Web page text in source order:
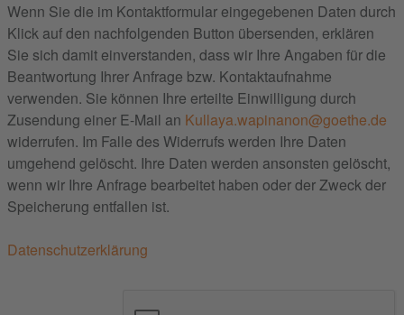
Wenn Sie die im Kontaktformular eingegebenen Daten durch
Klick auf den nachfolgenden Button übersenden, erklären
Sie sich damit einverstanden, dass wir Ihre Angaben für die
Beantwortung Ihrer Anfrage bzw. Kontaktaufnahme
verwenden. Sie können Ihre erteilte Einwilligung durch
Zusendung einer E-Mail an Kullaya.wapinanon@goethe.de
widerrufen. Im Falle des Widerrufs werden Ihre Daten
umgehend gelöscht. Ihre Daten werden ansonsten gelöscht,
wenn wir Ihre Anfrage bearbeitet haben oder der Zweck der
Speicherung entfallen ist.
Datenschutzerklärung